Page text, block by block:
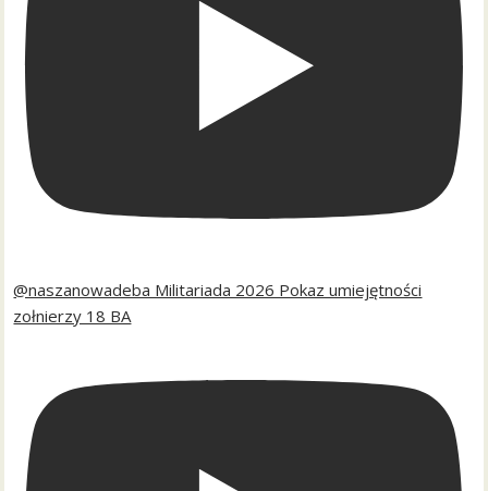
@naszanowadeba Militariada 2026 Pokaz umiejętności
zołnierzy 18 BA